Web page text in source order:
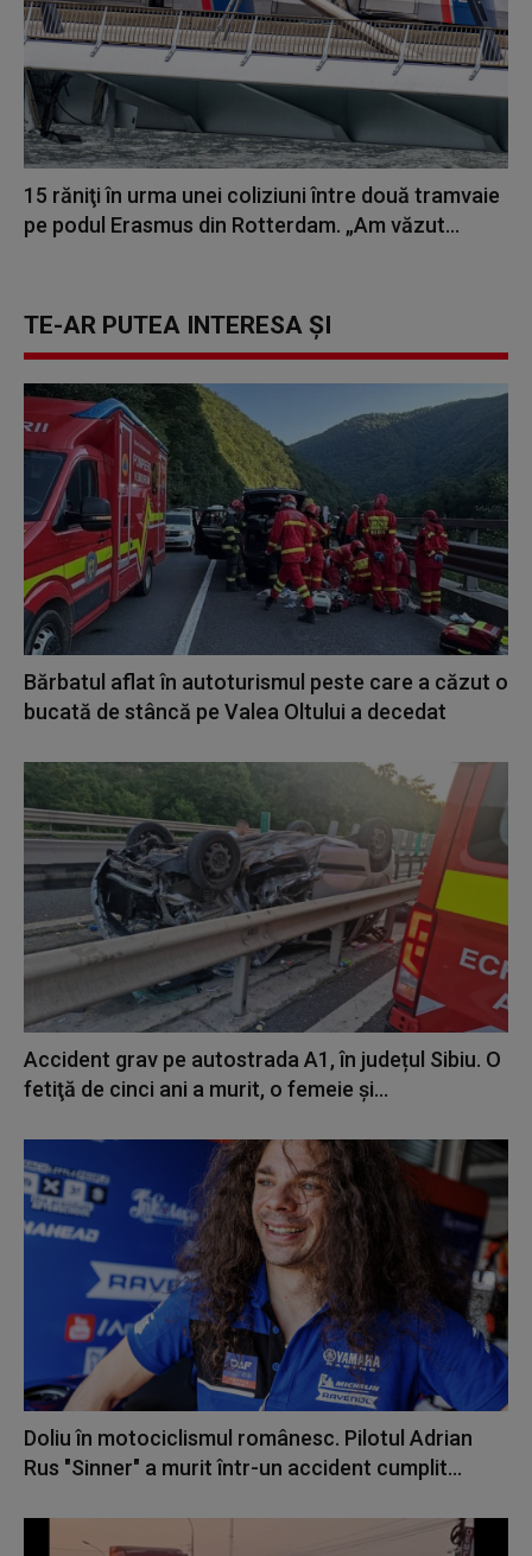
15 răniţi în urma unei coliziuni între două tramvaie
pe podul Erasmus din Rotterdam. „Am văzut...
TE-AR PUTEA INTERESA ȘI
Bărbatul aflat în autoturismul peste care a căzut o
bucată de stâncă pe Valea Oltului a decedat
Accident grav pe autostrada A1, în județul Sibiu. O
fetiţă de cinci ani a murit, o femeie și...
Doliu în motociclismul românesc. Pilotul Adrian
Rus "Sinner" a murit într-un accident cumplit...